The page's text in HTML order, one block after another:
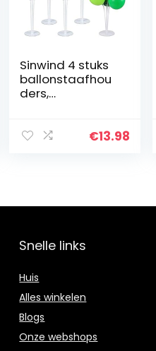
Sinwind 4 stuks
ballonstaafhou
ders,
ballonaccessoir
€13.98
Snelle links
Huis
Alles winkelen
Blogs
Onze webshops